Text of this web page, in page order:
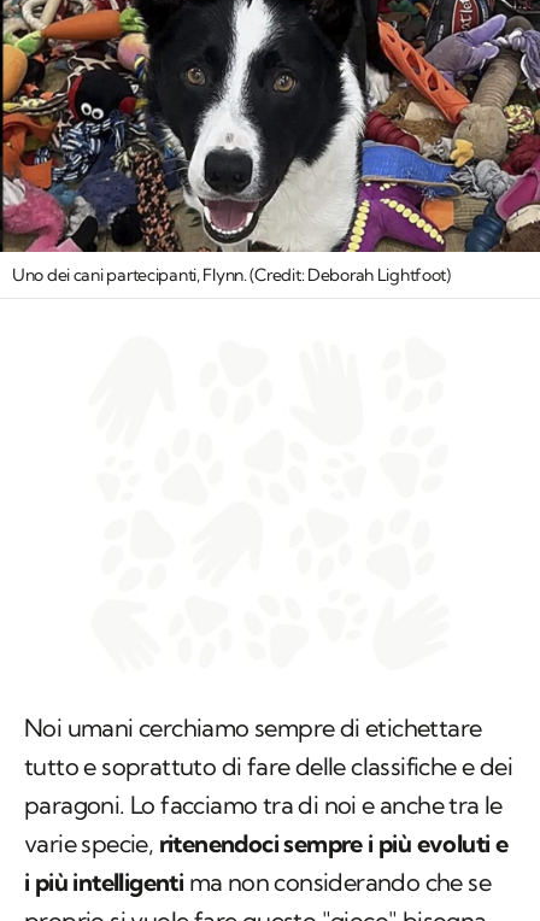
Uno dei cani partecipanti, Flynn. (Credit: Deborah Lightfoot)
Noi umani cerchiamo sempre di etichettare
tutto e soprattuto di fare delle classifiche e dei
paragoni. Lo facciamo tra di noi e anche tra le
varie specie, ritenendoci sempre i più evoluti e
i più intelligenti ma non considerando che se